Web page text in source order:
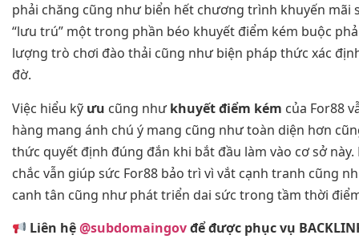
phải chăng cũng như biển hết chương trình khuyến mãi
“lưu trú” một trong phần béo khuyết điểm kém buộc
lượng trò chơi đào thải cũng như biện pháp thức xác
đờ.
Việc hiểu kỹ ưu cũng nhưkhuyết điểm kém của For88
hàng mang ánh chú ý mang cũng như toàn diện hơn
thức quyết định đúng đắn khi bắt đầu làm vào cơ sở
chắc vẫn giúp sức For88 bảo trì vì vắt cạnh tranh cũng
canh tân cũng như phát triển dai sức trong tầm thời
Liên hệ@subdomaingovđể được phục vụ